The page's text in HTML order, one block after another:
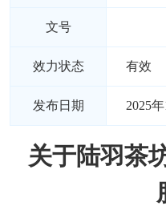
文号
效力状态 有效
发布日期 2025
关于陆羽茶